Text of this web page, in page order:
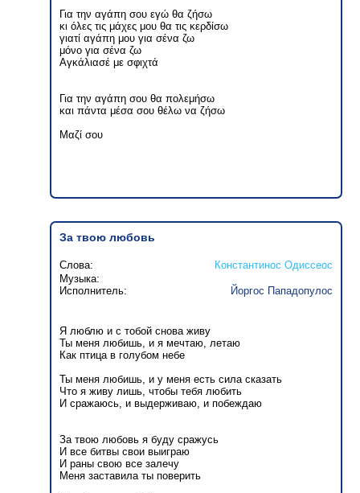
Για την αγάπη σου εγώ θα ζήσω
κι όλες τις μάχες μου θα τις κερδίσω
γιατί αγάπη μου για σένα ζω
μόνο για σένα ζω
Αγκάλιασέ με σφιχτά
Για την αγάπη σου θα πολεμήσω
και πάντα μέσα σου θέλω να ζήσω
Μαζί σου
За твою любовь
Слова:
Константинос Одиссеос
Музыка:
Исполнитель:
Йоргос Пападопулос
Я люблю и с тобой снова живу
Ты меня любишь, и я мечтаю, летаю
Как птица в голубом небе
Ты меня любишь, и у меня есть сила сказать
Что я живу лишь, чтобы тебя любить
И сражаюсь, и выдерживаю, и побеждаю
За твою любовь я буду сражусь
И все битвы свои выиграю
И раны свою все залечу
Меня заставила ты поверить